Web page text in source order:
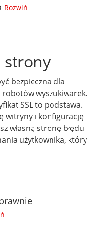
Rozwiń
strony
bezpieczna dla
wyszukiwarek.
SSL to podstawa.
witryny i konfigurację
własną stronę błędu
użytkownika, który